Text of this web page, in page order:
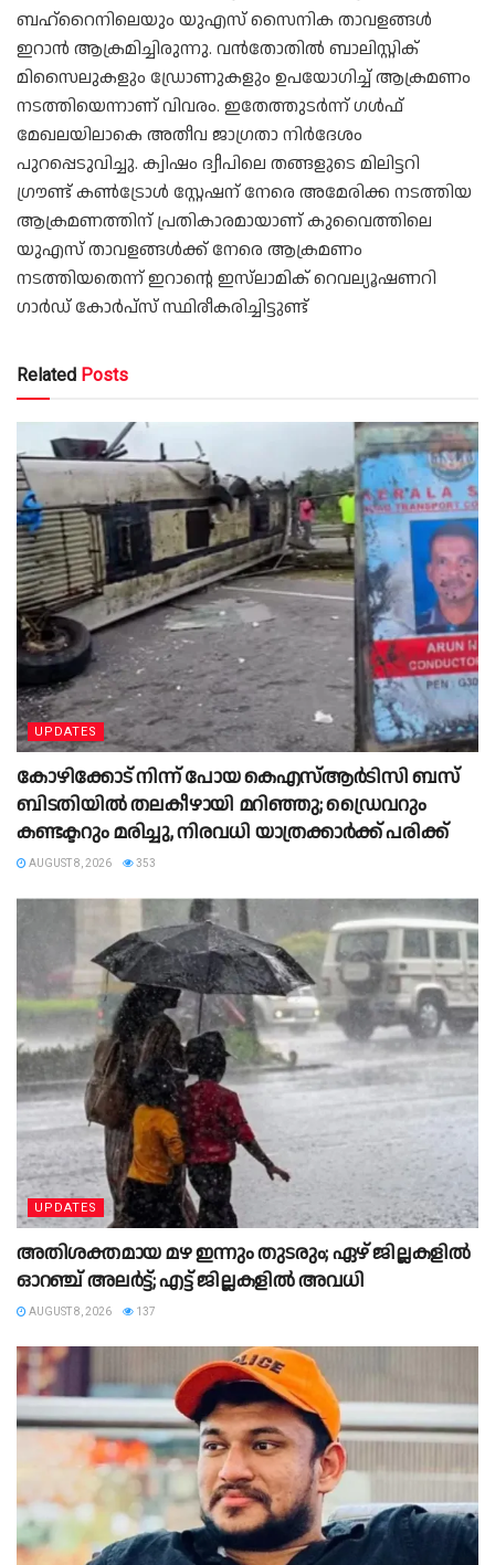
ബഹ്‌റൈനിലെയും യുഎസ് സൈനിക താവളങ്ങൾ
ഇറാൻ ആക്രമിച്ചിരുന്നു. വൻതോതിൽ ബാലിസ്റ്റിക്
മിസൈലുകളും ഡ്രോണുകളും ഉപയോഗിച്ച് ആക്രമണം
നടത്തിയെന്നാണ് വിവരം. ഇതേത്തുടർന്ന് ഗൾഫ്
മേഖലയിലാകെ അതീവ ജാഗ്രതാ നിർദേശം
പുറപ്പെടുവിച്ചു. ക്വിഷം ദ്വീപിലെ തങ്ങളുടെ മിലിട്ടറി
ഗ്രൗണ്ട് കൺട്രോൾ സ്റ്റേഷന് നേരെ അമേരിക്ക നടത്തിയ
ആക്രമണത്തിന് പ്രതികാരമായാണ് കുവൈത്തിലെ
യുഎസ് താവളങ്ങൾക്ക് നേരെ ആക്രമണം
നടത്തിയതെന്ന് ഇറാന്റെ ഇസ്‌ലാമിക് റെവല്യൂഷണറി
ഗാർഡ് കോർപ്സ് സ്ഥിരീകരിച്ചിട്ടുണ്ട്
Related Posts
UPDATES
കോഴിക്കോട് നിന്ന് പോയ കെഎസ്ആർടിസി ബസ്
ബിടതിയിൽ തലകീഴായി മറിഞ്ഞു; ഡ്രൈവറും
കണ്ടക്ടറും മരിച്ചു, നിരവധി യാത്രക്കാർക്ക് പരിക്ക്
AUGUST 8, 2026 353
UPDATES
അതിശക്തമായ മഴ ഇന്നും തുടരും; ഏഴ് ജില്ലകളിൽ
ഓറഞ്ച് അലർട്ട്; എട്ട് ജില്ലകളിൽ അവധി
AUGUST 8, 2026 137